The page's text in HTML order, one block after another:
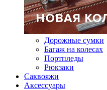
Дорожные сумки
Багаж на колесах
Портпледы
Рюкзаки
Саквояжи
Аксессуары